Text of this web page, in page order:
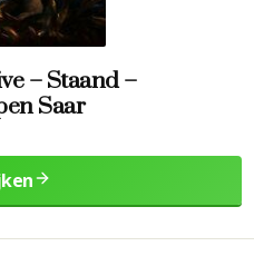
– Staand –
Saar